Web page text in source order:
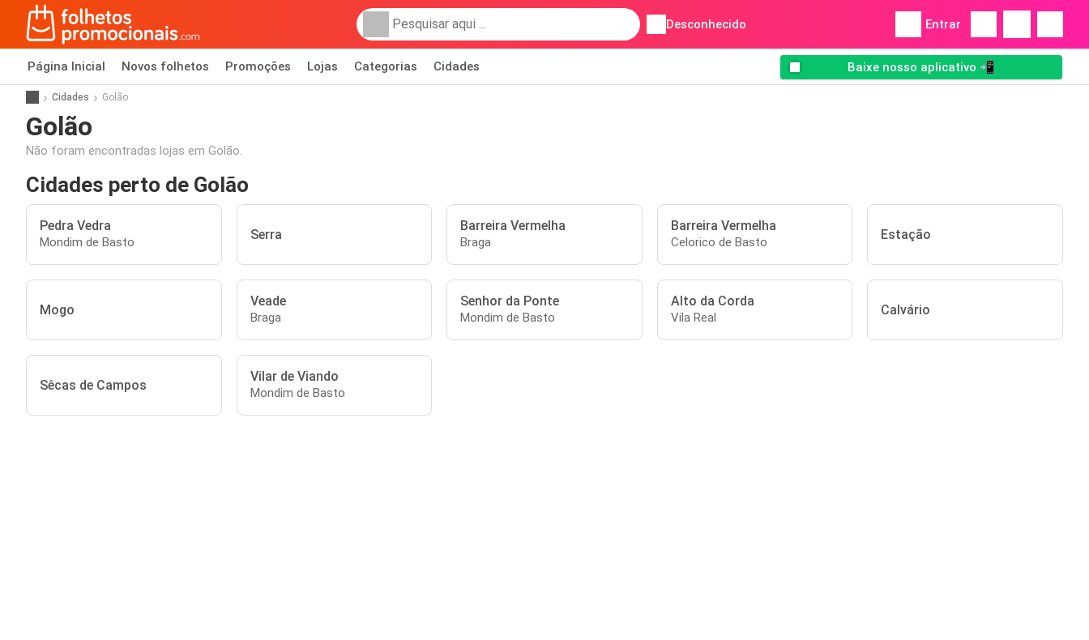
Desconhecido Entrar
Página Inicial Novos folhetos Promoções Lojas Categorias Cidades Baixe nosso aplicativo 📲
Cidades Golão
Golão
Não foram encontradas lojas em Golão.
Cidades perto de Golão
Pedra Vedra
Mondim de Basto Serra
Barreira Vermelha
Braga
Barreira Vermelha
Celorico de Basto Estação
Mogo
Veade
Braga
Senhor da Ponte
Mondim de Basto
Alto da Corda
Vila Real Calvário
Sêcas de Campos
Vilar de Viando
Mondim de Basto